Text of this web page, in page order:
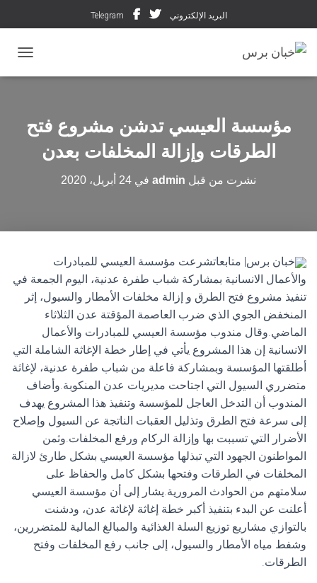
البريد الإلكتروني Telegram
مؤسسة العيسي تدشن مشروع فتح
الطرقات وإزالة المخلفات بعدن
نشرت من قبل admin في 24 أبريل، 2020
خبان برس| متابعاتشرعت مؤسسة العيسي للمبادرات
والأعمال الانسانية بمشاركة شباب طفرة عدنية، اليوم الجمعة في
تنفيذ مشروع فتح الطرق و إزالة مخلفات الأمطار والسيول، إثر
المنخفض الجوي الذي ضرب العاصمة المؤقتة عدن الثلاثاء
الماضي.وقال مندوب مؤسسة العيسي للمبادرات والأعمال
الانسانية إن هذا المشروع يأتي في إطار خطة الإغاثة الشاملة التي
أطلقتها المؤسسة وبمشاركة فاعلة من شباب طفرة عدنية، لإغاثة
متضرري السيول التي اجتاحت مديريات عدن المنكوبة.وأضاف
المندوب أن التدخل العاجل للمؤسسة وتنفيذ هذا المشروع يهدف
إلى سرعة فتح الطرق وتذليل العقبات الناتجة عن السيول وإصلاح
الأضرار التي تسببت بها وإزالة الركام ورفع المخلفات.وثمن
المواطنون الجهود التي تبذلها مؤسسة العيسي بشكل طارئ لازالة
المخلفات في الطرقات وفتحها بشكل كامل والحفاظ على
سلامتهم من الحوادث المرورية.يشار إلى أن مؤسسة العيسي
أعلنت عن البدء بتنفيذ أكبر خطة إغاثة لإغاثة عدن، ودشنت
بالتوازي مشاريع توزيع السلة الغذائية والمبالغ المالية للمتضررين،
وشفط مياه الأمطار والسيول، إلى جانب رفع المخلفات وفتح
الطرقات.